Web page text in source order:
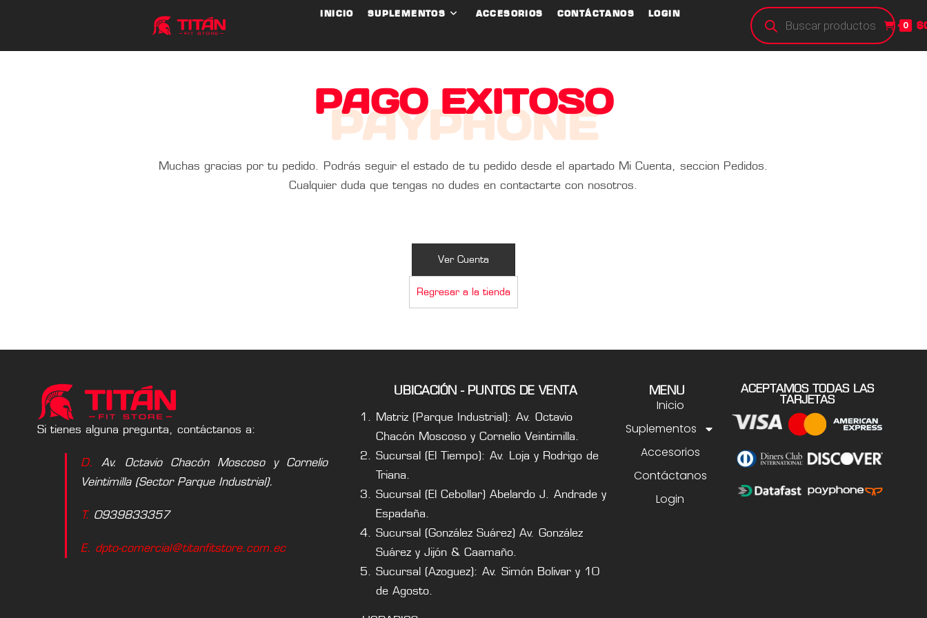
INICIO SUPLEMENTOS ACCESORIOS CONTÁCTANOS LOGIN
0 $
PAYPHONE
PAGO EXITOSO
Muchas gracias por tu pedido. Podrás seguir el estado de tu pedido desde el apartado Mi Cuenta, seccion Pedidos.
Cualquier duda que tengas no dudes en contactarte con nosotros.
Ver Cuenta
Regresar a la tienda
Si tienes alguna pregunta, contáctanos a:
D. Av. Octavio Chacón Moscoso y Cornelio
Veintimilla (Sector Parque Industrial).
T. 0939833357
E. dpto-comercial@titanfitstore.com.ec
UBICACIÓN - PUNTOS DE VENTA
Matriz (Parque Industrial): Av. Octavio
Chacón Moscoso y Cornelio Veintimilla.
Sucursal (El Tiempo): Av. Loja y Rodrigo de
Triana.
Sucursal (El Cebollar) Abelardo J. Andrade y
Espadaña.
Sucursal (González Suárez) Av. González
Suárez y Jijón & Caamaño.
Sucursal (Azoguez): Av. Simón Bolivar y 10
de Agosto.
MENU
Inicio
Suplementos
Accesorios
Contáctanos
Login
ACEPTAMOS TODAS LAS
TARJETAS